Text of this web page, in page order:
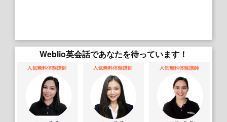
Weblio英会話であなたを待っています！